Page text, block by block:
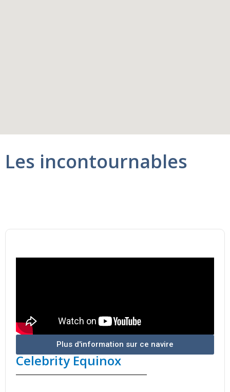
Les incontournables
Plus d'information sur ce navire
Celebrity Equinox